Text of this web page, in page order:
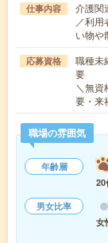
仕事内容
介護関
／利
い物や
応募資格
職種未
要
＼無
要・来
職場の雰囲気
年齢層
20
男女比率
女